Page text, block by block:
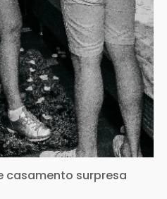
casamento surpresa